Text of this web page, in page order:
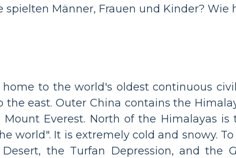
Männer, Frauen und Kinder? Wie
to the world's oldest continuous
east. Outer China contains the
Everest. North of the Himalayas
world". It is extremely cold and snowy.
the Turfan Depression, and the